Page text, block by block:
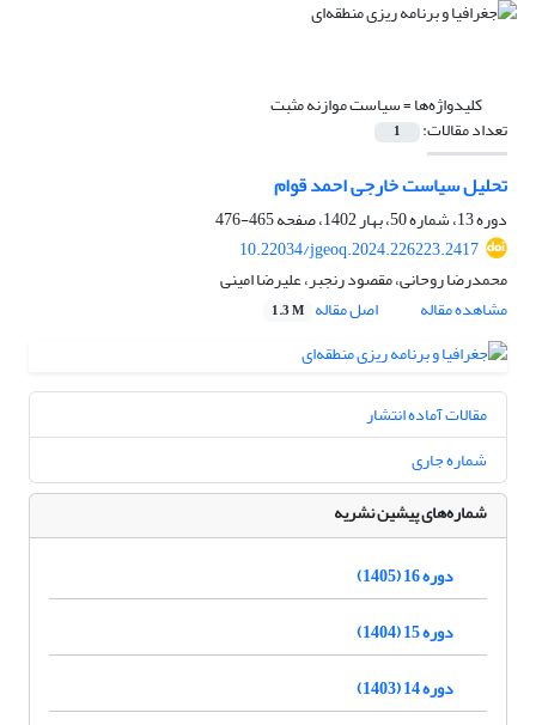
کلیدواژه‌ها =سیاست موازنه مثبت
تعداد مقالات: 1
تحلیل سیاست خارجی احمد قوام
دوره 13، شماره 50، بهار 1402، صفحه
465-476
10.22034/jgeoq.2024.226223.2417
محمدرضا روحانی، مقصود رنجبر، علیرضا امینی
مشاهده مقاله
اصل مقاله 1.3 M
مقالات آماده انتشار
شماره جاری
شماره‌های پیشین نشریه
دوره 16 (1405)
دوره 15 (1404)
دوره 14 (1403)